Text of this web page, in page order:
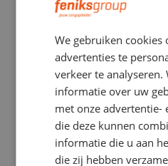
Stuwband versus
verschil met mogelijk
We gebruiken cookies
advertenties te
verkeer te analyseren.
informatie over uw
met onze advertentie-
die deze kunnen
informatie die u aan
die zij hebben